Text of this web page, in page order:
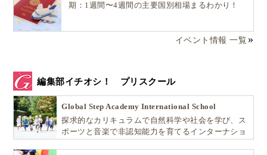
When you watch me.
ママが僕を見てくれたとき！
期：1週間〜4週間の主要国別相場まるわかり！
イベント情報 一覧
編集部イチオシ！ プリスクール
Global Step Academy International School
探求的なカリキュラムで自然科学や社会を学び、ス
ポーツと音楽で非認知能力を育てるインターナショ